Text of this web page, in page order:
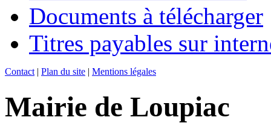
Documents à télécharger
Titres payables sur
Contact | Plan du site | Mentions légales
Mairie de Loupiac